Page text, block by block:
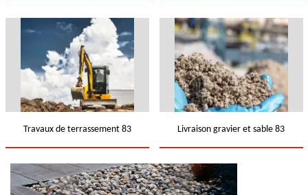
Travaux de terrassement 83 Livraison gravier et sable 83